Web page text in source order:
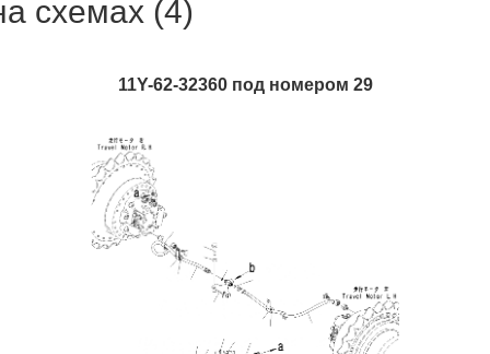
схемах (4)
11Y-62-32360 под номером 29